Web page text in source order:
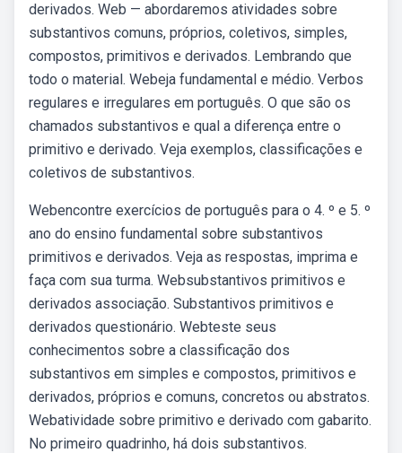
derivados. Web — abordaremos atividades sobre
substantivos comuns, próprios, coletivos, simples,
compostos, primitivos e derivados. Lembrando que
todo o material. Webeja fundamental e médio. Verbos
regulares e irregulares em português. O que são os
chamados substantivos e qual a diferença entre o
primitivo e derivado. Veja exemplos, classificações e
coletivos de substantivos.
Webencontre exercícios de português para o 4. º e 5. º
ano do ensino fundamental sobre substantivos
primitivos e derivados. Veja as respostas, imprima e
faça com sua turma. Websubstantivos primitivos e
derivados associação. Substantivos primitivos e
derivados questionário. Webteste seus
conhecimentos sobre a classificação dos
substantivos em simples e compostos, primitivos e
derivados, próprios e comuns, concretos ou abstratos.
Webatividade sobre primitivo e derivado com gabarito.
No primeiro quadrinho, há dois substantivos.